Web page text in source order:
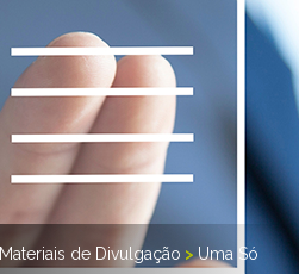
Materiais de Divulgação >Uma Só